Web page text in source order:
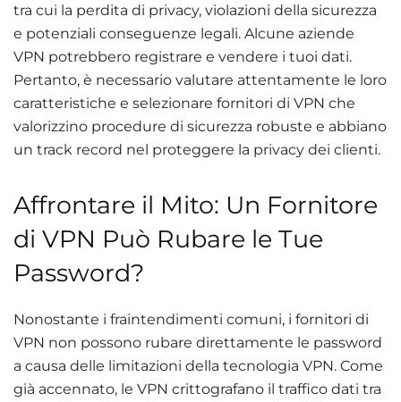
tra cui la perdita di privacy, violazioni della sicurezza
e potenziali conseguenze legali. Alcune aziende
VPN potrebbero registrare e vendere i tuoi dati.
Pertanto, è necessario valutare attentamente le loro
caratteristiche e selezionare fornitori di VPN che
valorizzino procedure di sicurezza robuste e abbiano
un track record nel proteggere la privacy dei clienti.
Affrontare il Mito: Un Fornitore
di VPN Può Rubare le Tue
Password?
Nonostante i fraintendimenti comuni, i fornitori di
VPN non possono rubare direttamente le password
a causa delle limitazioni della tecnologia VPN. Come
già accennato, le VPN crittografano il traffico dati tra